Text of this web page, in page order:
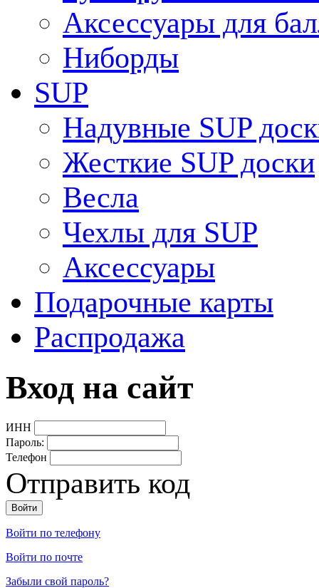
Аксессуары для
Ниборды
SUP
Надувные SUP
Жесткие SUP доски
Весла
Чехлы для SUP
Аксессуары
Подарочные карты
Распродажа
Вход на сайт
ИНН
Пароль:
Телефон
Отправить код
Войти по телефону
Войти по почте
Забыли свой пароль?